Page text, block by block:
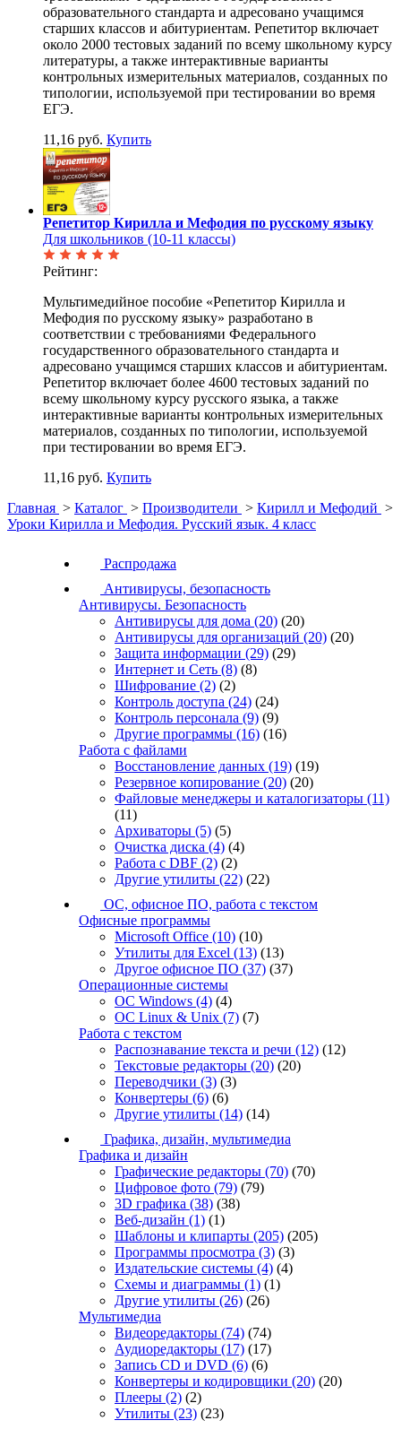
образовательного стандарта и адресовано учащимся
старших классов и абитуриентам. Репетитор включает
около 2000 тестовых заданий по всему школьному курсу
литературы, а также интерактивные варианты
контрольных измерительных материалов, созданных по
типологии, используемой при тестировании во время
ЕГЭ.
11,16 руб. Купить
Репетитор Кирилла и Мефодия по русскому языку
Для школьников (10-11 классы)
Рейтинг:
Мультимедийное пособие «Репетитор Кирилла и
Мефодия по русскому языку» разработано в
соответствии с требованиями Федерального
государственного образовательного стандарта и
адресовано учащимся старших классов и абитуриентам.
Репетитор включает более 4600 тестовых заданий по
всему школьному курсу русского языка, а также
интерактивные варианты контрольных измерительных
материалов, созданных по типологии, используемой
при тестировании во время ЕГЭ.
11,16 руб. Купить
Главная > Каталог > Производители > Кирилл и Мефодий >
Уроки Кирилла и Мефодия. Русский язык. 4 класс
Распродажа
Антивирусы, безопасность
Антивирусы. Безопасность
Антивирусы для дома (20) (20)
Антивирусы для организаций (20) (20)
Защита информации (29) (29)
Интернет и Сеть (8) (8)
Шифрование (2) (2)
Контроль доступа (24) (24)
Контроль персонала (9) (9)
Другие программы (16) (16)
Работа с файлами
Восстановление данных (19) (19)
Резервное копирование (20) (20)
Файловые менеджеры и каталогизаторы (11)
(11)
Архиваторы (5) (5)
Очистка диска (4) (4)
Работа с DBF (2) (2)
Другие утилиты (22) (22)
ОС, офисное ПО, работа с текстом
Офисные программы
Microsoft Office (10) (10)
Утилиты для Excel (13) (13)
Другое офисное ПО (37) (37)
Операционные системы
ОС Windows (4) (4)
ОС Linux & Unix (7) (7)
Работа с текстом
Распознавание текста и речи (12) (12)
Текстовые редакторы (20) (20)
Переводчики (3) (3)
Конвертеры (6) (6)
Другие утилиты (14) (14)
Графика, дизайн, мультимедиа
Графика и дизайн
Графические редакторы (70) (70)
Цифровое фото (79) (79)
3D графика (38) (38)
Веб-дизайн (1) (1)
Шаблоны и клипарты (205) (205)
Программы просмотра (3) (3)
Издательские системы (4) (4)
Схемы и диаграммы (1) (1)
Другие утилиты (26) (26)
Мультимедиа
Видеоредакторы (74) (74)
Аудиоредакторы (17) (17)
Запись CD и DVD (6) (6)
Конвертеры и кодировщики (20) (20)
Плееры (2) (2)
Утилиты (23) (23)